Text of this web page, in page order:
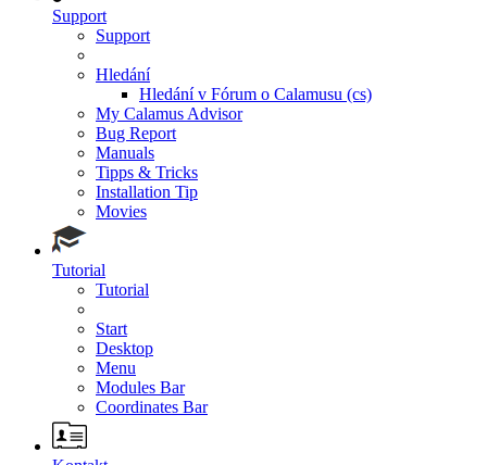
Support
Support
Hledání
Hledání v Fórum o Calamusu (cs)
My Calamus Advisor
Bug Report
Manuals
Tipps & Tricks
Installation Tip
Movies
Tutorial
Tutorial
Start
Desktop
Menu
Modules Bar
Coordinates Bar